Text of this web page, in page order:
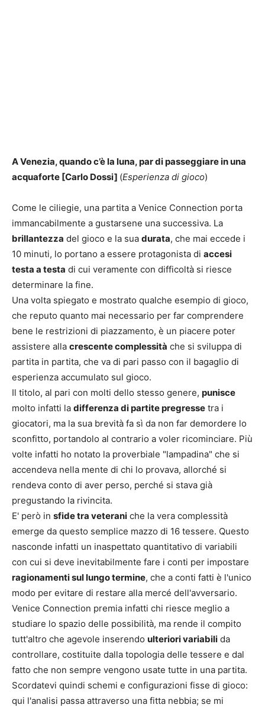
A Venezia, quando c’è la luna, par di passeggiare in una
acquaforte [Carlo Dossi] (Esperienza di gioco)
Come le ciliegie, una partita a Venice Connection porta
immancabilmente a gustarsene una successiva. La
brillantezza del gioco e la sua durata, che mai eccede i
10 minuti, lo portano a essere protagonista di accesi
testa a testa di cui veramente con difficoltà si riesce
determinare la fine.
Una volta spiegato e mostrato qualche esempio di gioco,
che reputo quanto mai necessario per far comprendere
bene le restrizioni di piazzamento, è un piacere poter
assistere alla crescente complessità che si sviluppa di
partita in partita, che va di pari passo con il bagaglio di
esperienza accumulato sul gioco.
Il titolo, al pari con molti dello stesso genere, punisce
molto infatti la differenza di partite pregresse tra i
giocatori, ma la sua brevità fa sì da non far demordere lo
sconfitto, portandolo al contrario a voler ricominciare. Più
volte infatti ho notato la proverbiale "lampadina" che si
accendeva nella mente di chi lo provava, allorché si
rendeva conto di aver perso, perché si stava già
pregustando la rivincita.
E' però in sfide tra veterani che la vera complessità
emerge da questo semplice mazzo di 16 tessere. Questo
nasconde infatti un inaspettato quantitativo di variabili
con cui si deve inevitabilmente fare i conti per impostare
ragionamenti sul lungo termine, che a conti fatti è l'unico
modo per evitare di restare alla mercé dell'avversario.
Venice Connection premia infatti chi riesce meglio a
studiare lo spazio delle possibilità, ma rende il compito
tutt'altro che agevole inserendo ulteriori variabili da
controllare, costituite dalla topologia delle tessere e dal
fatto che non sempre vengono usate tutte in una partita.
Scordatevi quindi schemi e configurazioni fisse di gioco:
qui l'analisi passa attraverso una fitta nebbia; se mi